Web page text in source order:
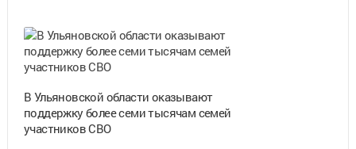
В Ульяновской области оказывают
поддержку более семи тысячам семей
участников СВО